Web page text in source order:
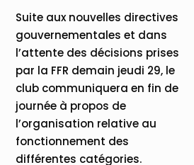
Suite aux nouvelles directives
gouvernementales et dans
l’attente des décisions prises
par la FFR demain jeudi 29, le
club communiquera en fin de
journée à propos de
l’organisation relative au
fonctionnement des
différentes catégories.